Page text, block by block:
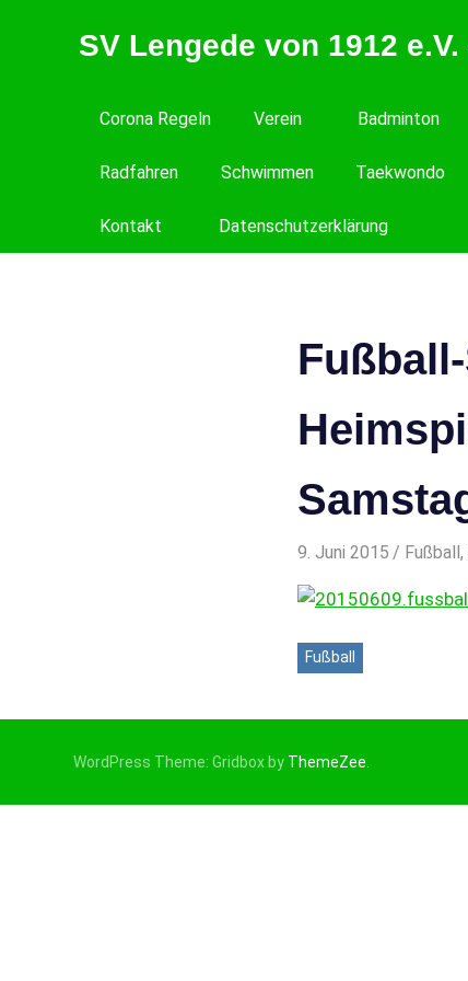
SV Lengede von 1912
Verein
Corona Regeln Verein Badminton
Radfahren Schwimmen Taekwondo
Kontakt Datenschutzerklärung
9. Juni 2015 svladmin
Fußball,
Fußball
WordPress Theme: Gridbox by ThemeZee.